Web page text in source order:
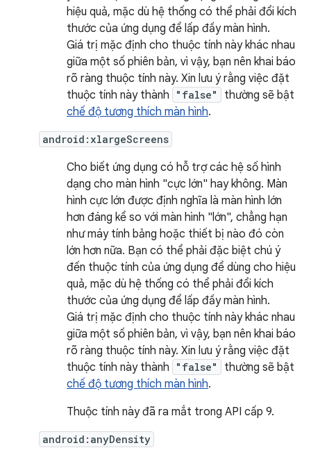
hiệu quả, mặc dù hệ thống có thể phải đổi kích
thước của ứng dụng để lấp đầy màn hình.
Giá trị mặc định cho thuộc tính này khác nhau
giữa một số phiên bản, vì vậy, bạn nên khai báo
rõ ràng thuộc tính này. Xin lưu ý rằng việc đặt
thuộc tính này thành
"false"
thường sẽ bật
chế độ tương thích màn hình.
android:xlargeScreens
Cho biết ứng dụng có hỗ trợ các hệ số hình
dạng cho màn hình "cực lớn" hay không. Màn
hình cực lớn được định nghĩa là màn hình lớn
hơn đáng kể so với màn hình "lớn", chẳng hạn
như máy tính bảng hoặc thiết bị nào đó còn
lớn hơn nữa. Bạn có thể phải đặc biệt chú ý
đến thuộc tính của ứng dụng để dùng cho hiệu
quả, mặc dù hệ thống có thể phải đổi kích
thước của ứng dụng để lấp đầy màn hình.
Giá trị mặc định cho thuộc tính này khác nhau
giữa một số phiên bản, vì vậy, bạn nên khai báo
rõ ràng thuộc tính này. Xin lưu ý rằng việc đặt
thuộc tính này thành
"false"
thường sẽ bật
chế độ tương thích màn hình.
Thuộc tính này đã ra mắt trong API cấp 9.
android:anyDensity